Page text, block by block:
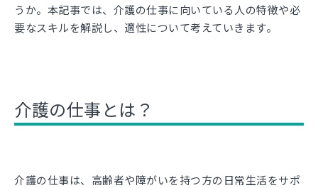
うか。本記事では、介護の仕事に向いている人の特徴や必
要なスキルを解説し、適性について考えていきます。
介護の仕事とは？
介護の仕事は、高齢者や障がいを持つ方の日常生活をサポ